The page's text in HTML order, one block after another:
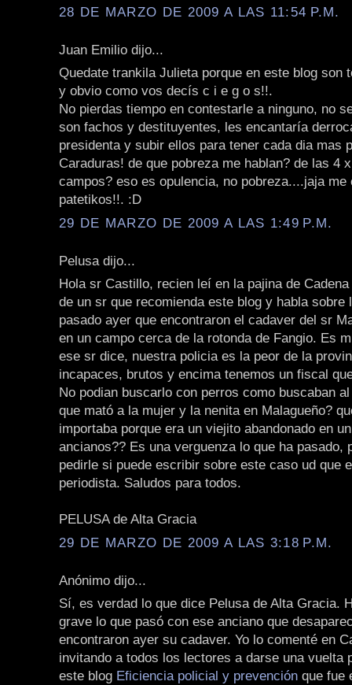
28 DE MARZO DE 2009 A LAS 11:54 P.M.
Juan Emilio dijo...
Quedate trankila Julieta porque en este blog son
y obvio como vos decís c i e g o s!!.
No pierdas tiempo en contestarle a ninguno, no
son fachos y destituyentes, les encantaría
presidenta y subir ellos para tener cada dia mas
Caraduras! de que pobreza me hablan? de las 4
campos? eso es opulencia, no pobreza....jaja
patetikos!!. :D
29 DE MARZO DE 2009 A LAS 1:49 P.M.
Pelusa dijo...
Hola sr Castillo, recien leí en la pajina de
de un sr que recomienda este blog y habla sobre
pasado ayer que encontraron el cadaver del sr
en un campo cerca de la rotonda de Fangio. Es
ese sr dice, nuestra policia es la peor de la
incapaces, brutos y encima tenemos un fiscal
No podian buscarlo con perros como buscaban
que mató a la mujer y la nenita en Malagueño?
importaba porque era un viejito abandonado en
ancianos?? Es una verguenza lo que ha pasado,
pedirle si puede escribir sobre este caso ud que
periodista. Saludos para todos.
PELUSA de Alta Gracia
29 DE MARZO DE 2009 A LAS 3:18 P.M.
Anónimo dijo...
Sí, es verdad lo que dice Pelusa de Alta Gracia.
grave lo que pasó con ese anciano que
encontraron ayer su cadaver. Yo lo comenté en
invitando a todos los lectores a darse una vuelta
este blog Eficiencia policial y prevención que fue